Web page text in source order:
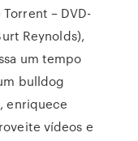
Torrent – DVD-
Reynolds),
um tempo
bulldog
enriquece
vídeos e